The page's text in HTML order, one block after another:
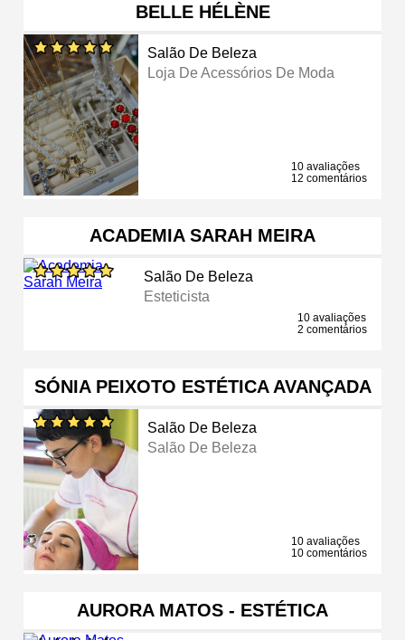
BELLE HÉLÈNE
Salão De Beleza
Loja De Acessórios De Moda
10 avaliações
12 comentários
ACADEMIA SARAH MEIRA
Salão De Beleza
Esteticista
10 avaliações
2 comentários
SÓNIA PEIXOTO ESTÉTICA AVANÇADA
Salão De Beleza
Salão De Beleza
10 avaliações
10 comentários
AURORA MATOS - ESTÉTICA